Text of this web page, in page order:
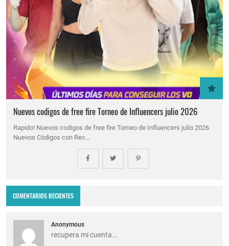
Nuevos codigos de free fire Torneo de Influencers julio 2026
Rapido! Nuevos codigos de free fire Torneo de Influencers julio 2026
Nuevos Códigos con Rec…
COMENTARIOS RECIENTES
Anonymous
recupera mi cuenta...